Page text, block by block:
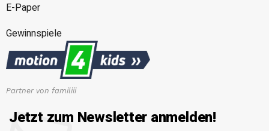
E-Paper
Gewinnspiele
Partner von familiii
Jetzt zum Newsletter anmelden!